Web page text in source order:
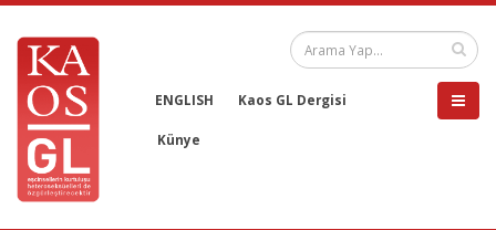
ENGLISH Kaos GL Dergisi
Künye